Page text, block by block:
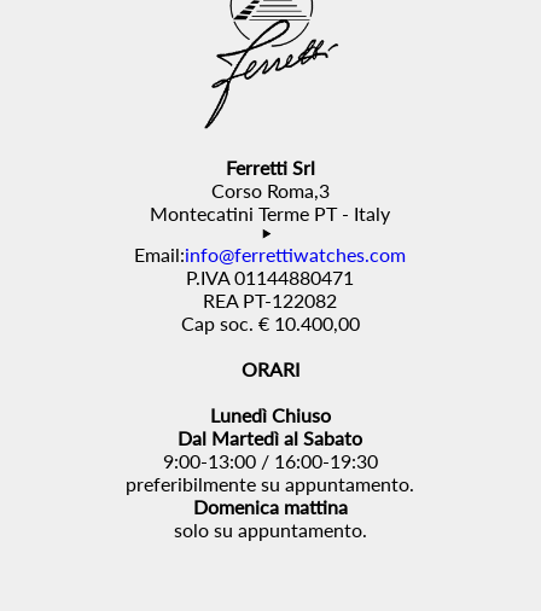
Ferretti Srl
Corso Roma,3
Montecatini Terme PT - Italy
Email:info@ferrettiwatches.com
P.IVA 01144880471
REA PT-122082
Cap soc. € 10.400,00
ORARI
Lunedì Chiuso
Dal Martedì al Sabato
9:00-13:00 / 16:00-19:30
preferibilmente su appuntamento.
Domenica mattina
solo su appuntamento.